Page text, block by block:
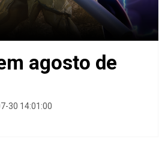
agosto de
30 14:01:00